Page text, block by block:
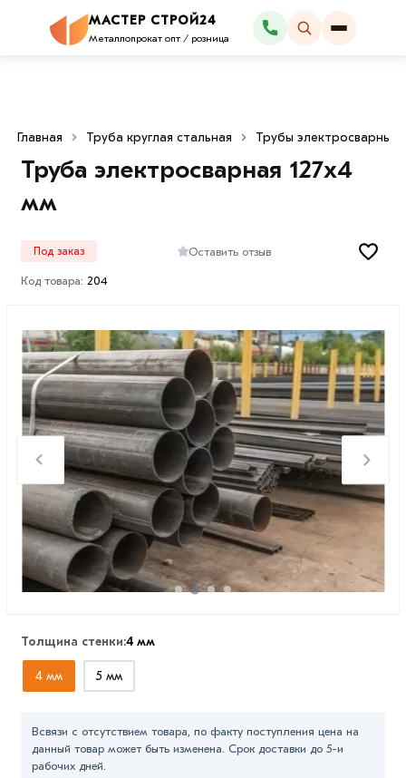
МАСТЕР СТРОЙ24
Металлопрокат опт / розница
Каталог
Главная Труба круглая стальная Трубы электросварные
Труба электросварная 127х4
мм
Под заказ Оставить отзыв
Код товара: 204
Толщина стенки:4 мм
4 мм 5 мм
Всвязи с отсутствием товара, по факту поступления цена на
данный товар может быть изменена. Срок доставки до 5-и
рабочих дней.